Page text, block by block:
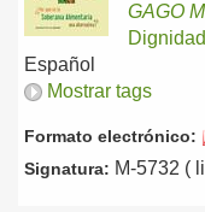
GAGO
Dignidad
Español
Mostrar tags
Formato electrónico:
Signatura: M-5732 (